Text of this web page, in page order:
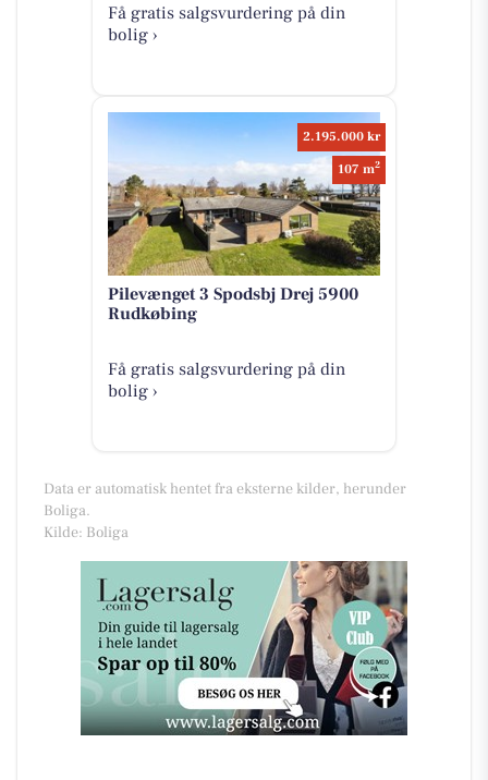
Få gratis salgsvurdering på din
bolig ›
2.195.000 kr
107 m2
Pilevænget 3 Spodsbj Drej 5900
Rudkøbing
Få gratis salgsvurdering på din
bolig ›
Data er automatisk hentet fra eksterne kilder, herunder
Boliga.
Kilde: Boliga